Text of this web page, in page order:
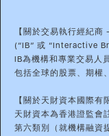
【關於交易執行經紀
(“IB” 或 “Interactive
IB為機構和專業交易人
包括全球的股票、期權
【關於天財資本國際有
天財資本為香港證監會
第六類別（就機構融資